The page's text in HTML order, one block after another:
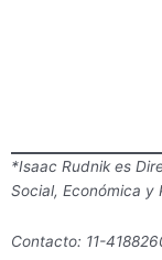
*Isaac Rudnik es
Social, Económica y
Contacto: 11-